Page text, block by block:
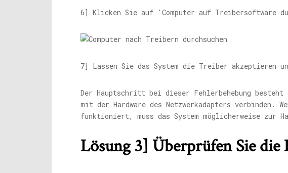
6] Klicken Sie auf 'Computer auf Treibersoftware
7] Lassen Sie das System die Treiber akzeptieren
Der Hauptschritt bei dieser Fehlerbehebung
mit der Hardware des Netzwerkadapters verbinden.
funktioniert, muss das System möglicherweise zur
Lösung 3] Überprüfen Sie